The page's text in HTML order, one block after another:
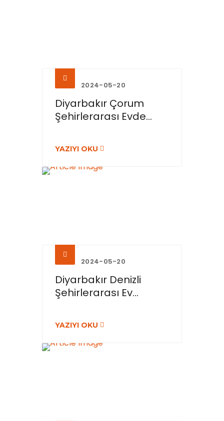
2024-05-20
Diyarbakır Çorum
Şehirlerarası Evde...
YAZIYI OKU
2024-05-20
Diyarbakır Denizli
Şehirlerarası Ev...
YAZIYI OKU